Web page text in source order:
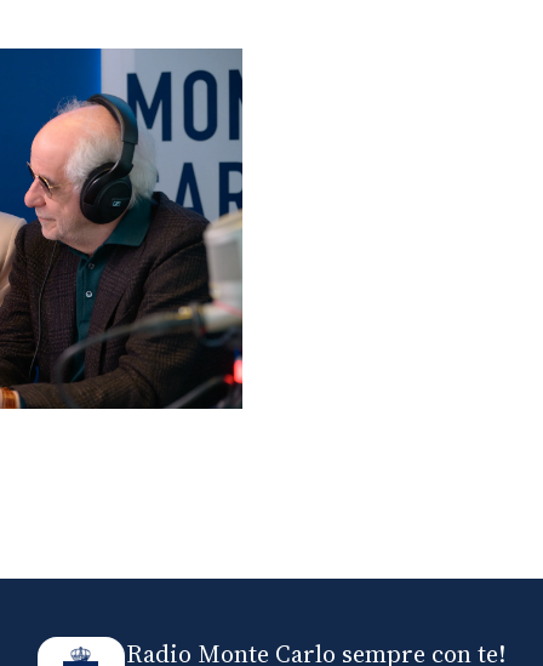
Radio Monte Carlo sempre con te!